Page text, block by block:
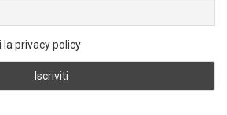
privacy policy